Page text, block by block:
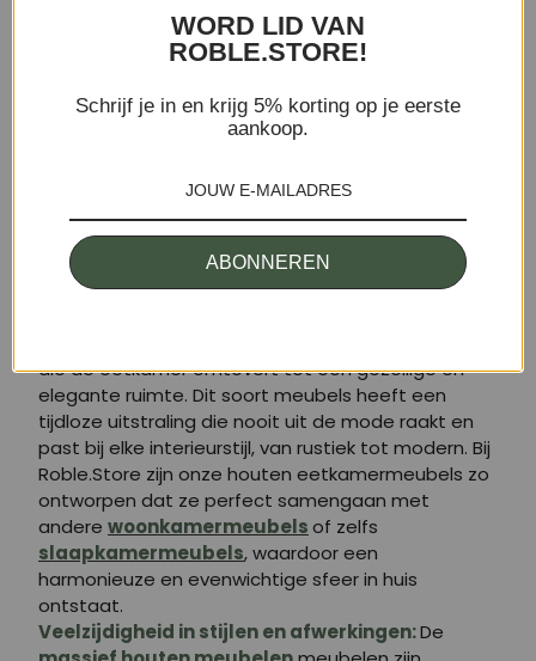
Sterk en duurzaam:Massief houten
eetkamermeubels zijn gemaakt om lang mee te
deze meubels sterk en stevig en zijn ze bestand
tegen dagelijks gebruik zonder hun kwaliteit te
massief hout minder gevoelig voor schade en kan
onderhouden. Dit maakt investeren in een massief
houten eettafel of stoelen een winstgevende
beslissing op de lange termijn.
die de eetkamer omtovert tot een gezellige en
elegante ruimte. Dit soort meubels heeft een
tijdloze uitstraling die nooit uit de mode raakt en
past bij elke interieurstijl, van rustiek tot modern. Bij
Roble.Store zijn onze houten eetkamermeubels zo
ontworpen dat ze perfect samengaan met
andere woonkamermeubelsof zelfs
slaapkamermeubels, waardoor een
harmonieuze en evenwichtige sfeer in huis
ontstaat.
Veelzijdigheid in stijlen en afwerkingen:De
WORD LID VAN
ROBLE.STORE!
Schrijf je in en krijg 5% korting op je eerste
aankoop.
ABONNEREN